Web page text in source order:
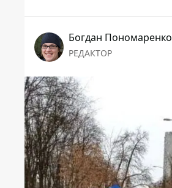
Богдан Пономаренко
РЕДАКТОР